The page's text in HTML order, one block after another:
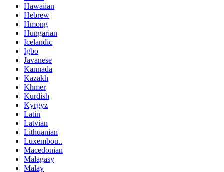
Hawaiian
Hebrew
Hmong
Hungarian
Icelandic
Igbo
Javanese
Kannada
Kazakh
Khmer
Kurdish
Kyrgyz
Latin
Latvian
Lithuanian
Luxembou..
Macedonian
Malagasy
Malay